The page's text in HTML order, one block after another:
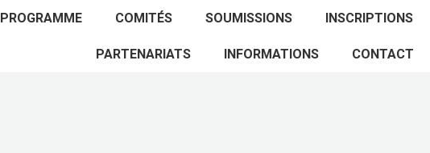
PROGRAMME COMITÉS SOUMISSIONS INSCRIPTIONS
PARTENARIATS INFORMATIONS CONTACT
ACCUEIL PROGRAMME COMITÉS
SOUMISSIONS INSCRIPTIONS PARTENARIATS